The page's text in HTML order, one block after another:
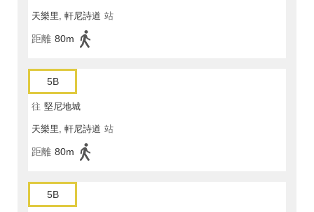
天樂里, 軒尼詩道 站
距離 80m
5B
往 堅尼地城
天樂里, 軒尼詩道 站
距離 80m
5B